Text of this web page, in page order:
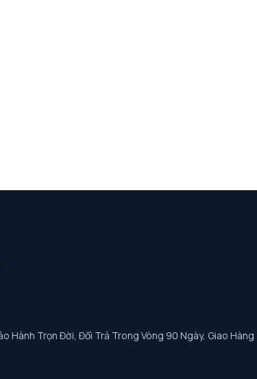
Hành Trọn Đời, Đổi Trả Trong Vòng 90 Ngày, Giao Hàng